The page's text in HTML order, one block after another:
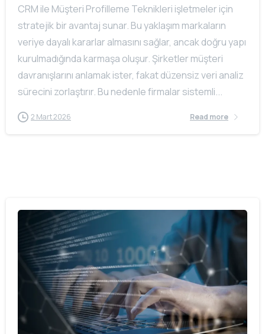
CRM ile Müşteri Profilleme Teknikleri işletmeler için
stratejik bir avantaj sunar. Bu yaklaşım markaların
veriye dayalı kararlar almasını sağlar, ancak doğru yapı
kurulmadığında karmaşa oluşur. Şirketler müşteri
davranışlarını anlamak ister, fakat düzensiz veri analiz
sürecini zorlaştırır. Bu nedenle firmalar sistemli...
2 Mart 2026 Read more